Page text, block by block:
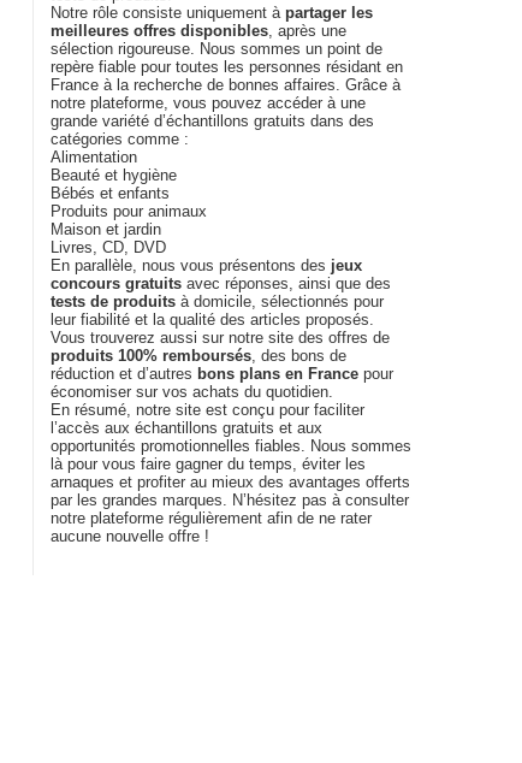
Notre rôle consiste uniquement à partager les
meilleures offres disponibles, après une
sélection rigoureuse. Nous sommes un point de
repère fiable pour toutes les personnes résidant en
France à la recherche de bonnes affaires. Grâce à
notre plateforme, vous pouvez accéder à une
grande variété d’échantillons gratuits dans des
catégories comme :
Alimentation
Beauté et hygiène
Bébés et enfants
Produits pour animaux
Maison et jardin
Livres, CD, DVD
En parallèle, nous vous présentons des jeux
concours gratuits avec réponses, ainsi que des
tests de produits à domicile, sélectionnés pour
leur fiabilité et la qualité des articles proposés.
Vous trouverez aussi sur notre site des offres de
produits 100% remboursés, des bons de
réduction et d’autres bons plans en France pour
économiser sur vos achats du quotidien.
En résumé, notre site est conçu pour faciliter
l’accès aux échantillons gratuits et aux
opportunités promotionnelles fiables. Nous sommes
là pour vous faire gagner du temps, éviter les
arnaques et profiter au mieux des avantages offerts
par les grandes marques. N’hésitez pas à consulter
notre plateforme régulièrement afin de ne rater
aucune nouvelle offre !